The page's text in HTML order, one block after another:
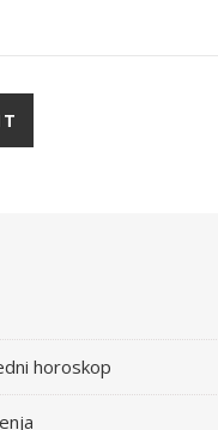
horoskop